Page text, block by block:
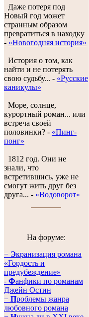
Даже потеря под
Новый год может
странным образом
превратиться в находку
- «Новогодняя история»
История о том, как
найти и не потерять
свою судьбу... - «Русские
каникулы»
Море, солнце,
курортный роман... или
встреча своей
половинки? - «Пинг-
понг»
1812 год. Они не
знали, что
встретившись, уже не
смогут жить друг без
друга... - «Водоворот»
На форуме:
− Экранизация романа
«Гордость и
предубеждение»
- Фанфики по романам
Джейн Остин
− Проблемы жанра
любовного романа